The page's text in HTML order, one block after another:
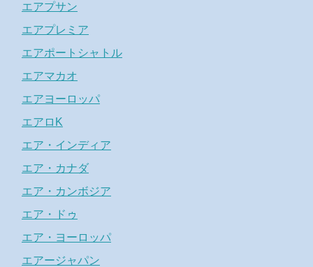
エアプサン
エアプレミア
エアポートシャトル
エアマカオ
エアヨーロッパ
エアロK
エア・インディア
エア・カナダ
エア・カンボジア
エア・ドゥ
エア・ヨーロッパ
エアージャパン